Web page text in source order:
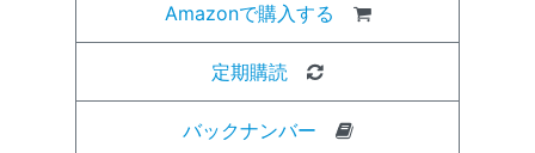
Amazonで購入する
定期購読
バックナンバー